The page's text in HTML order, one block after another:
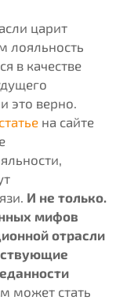
царит
лояльность
в качестве
это верно.
статье на сайте
И не только.
мифов
отрасли
может стать